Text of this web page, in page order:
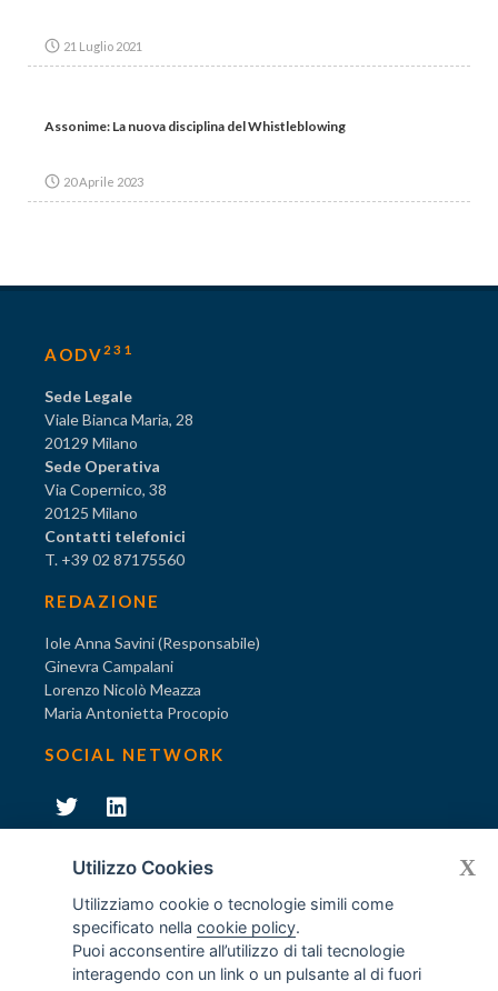
21 Luglio 2021
Assonime: La nuova disciplina del Whistleblowing
20 Aprile 2023
AODV 231
Sede Legale
Viale Bianca Maria, 28
20129 Milano
Sede Operativa
Via Copernico, 38
20125 Milano
Contatti telefonici
T. +39 02 87175560
REDAZIONE
Iole Anna Savini (Responsabile)
Ginevra Campalani
Lorenzo Nicolò Meazza
Maria Antonietta Procopio
SOCIAL NETWORK
Diventa socio di AODV
© Tutti i diritti riservati AODV231- ® Marchio registrato
Utilizzo Cookies
Utilizziamo cookie o tecnologie simili come
specificato nellacookie policy.
Puoi acconsentire all’utilizzo di tali tecnologie
interagendo con un link o un pulsante al di fuori
X